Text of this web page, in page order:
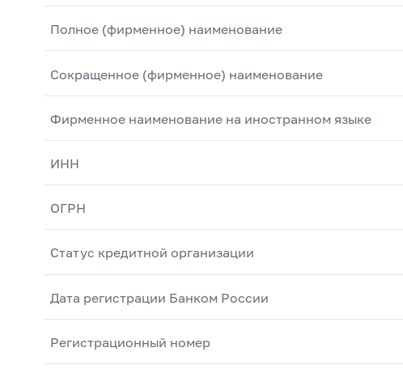
Полное (фирменное) наименование
Сокращенное (фирменное) наименование
Фирменное наименование на иностранном языке
ИНН
ОГРН
Статус кредитной организации
Дата регистрации Банком России
Регистрационный номер